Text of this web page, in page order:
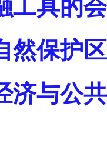
工具的
然保护
济与公共